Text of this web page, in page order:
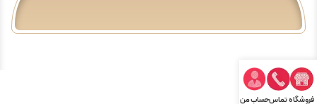
فروشگاهتماسحساب من